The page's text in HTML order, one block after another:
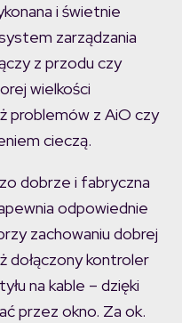
i świetnie
zarządzania
z przodu czy
wielkości
problemów z AiO czy
cieczą.
dobrze i fabryczna
odpowiednie
zachowaniu dobrej
dołączony kontroler
na kable – dzięki
przez okno. Za ok.